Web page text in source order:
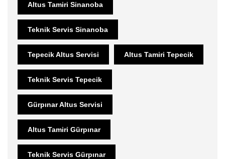
Altus Tamiri Sinanoba
Teknik Servis Sinanoba
Tepecik Altus Servisi Altus Tamiri Tepecik
Teknik Servis Tepecik
Gürpınar Altus Servisi
Altus Tamiri Gürpınar
Teknik Servis Gürpınar